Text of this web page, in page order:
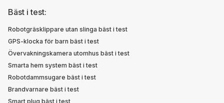
Bäst i test:
Robotgräsklippare utan slinga bäst i test
GPS-klocka för barn bäst i test
Övervakningskamera utomhus bäst i test
Smarta hem system bäst i test
Robotdammsugare bäst i test
Brandvarnare bäst i test
Smart plug bäst i test